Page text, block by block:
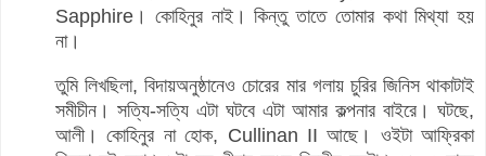
Sapphire। কোহিনুর নাই। কিন্তু তাতে তোমার কথা মিথ্যা হয়
না।
তুমি লিখছিলা, বিদায়অনুষ্ঠানেও চোরের মার গলায় চুরির জিনিস থাকাটাই
সমীচীন। সত্যি-সত্যি এটা ঘটবে এটা আমার কল্পনার বাইরে। ঘটছে,
আলী। কোহিনুর না হোক, Cullinan II আছে। ওইটা আফ্রিকা